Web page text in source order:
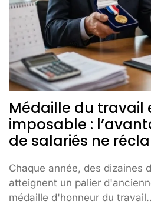
Médaille du travail
imposable :
de salariés ne
Chaque année, des dizaines
atteignent un palier
médaille d'honneur du